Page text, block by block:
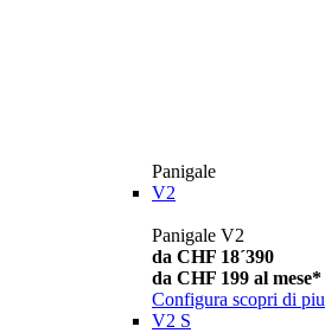
Panigale
V2
Panigale V2
da CHF 18´390
da CHF 199 al mese*
Configura scopri di piu
V2 S